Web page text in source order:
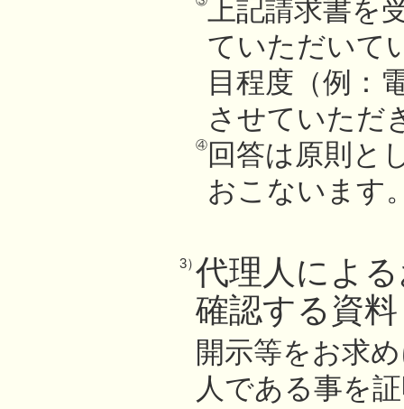
上記請求書を
ていただいて
目程度（例：
させていただ
④ 回答は原則と
おこないます
3） 代理人によ
確認する資料
開示等をお求
人である事を